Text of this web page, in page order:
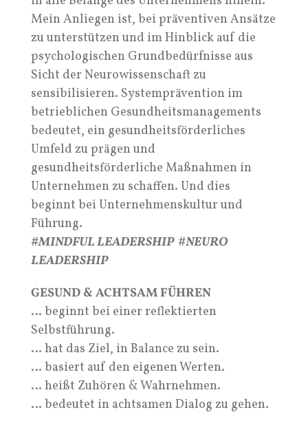
Mein Anliegen ist, bei präventiven Ansätze
zu unterstützen und im Hinblick auf die
psychologischen Grundbedürfnisse aus
Sicht der Neurowissenschaft zu
sensibilisieren. Systemprävention im
betrieblichen Gesundheitsmanagements
bedeutet, ein gesundheitsförderliches
Umfeld zu prägen und
gesundheitsförderliche Maßnahmen in
Unternehmen zu schaffen. Und dies
beginnt bei Unternehmenskultur und
Führung.
#MINDFUL LEADERSHIP #NEURO
LEADERSHIP
GESUND & ACHTSAM FÜHREN
… beginnt bei einer reflektierten
Selbstführung.
… hat das Ziel, in Balance zu sein.
… basiert auf den eigenen Werten.
… heißt Zuhören & Wahrnehmen.
… bedeutet in achtsamen Dialog zu gehen.